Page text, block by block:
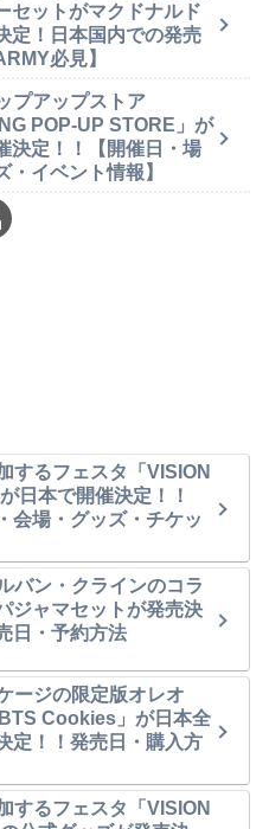
セットがマクドナルド
定！日本国内での発売
必見】
プアップストア
POP-UP STORE」が
決定！！【開催日・場
・イベント情報】
するフェスタ「VISION
日本で開催決定！！
会場・グッズ・チケッ
バン・クラインのコラ
ジャマセットが発売決
日・予約方法
ージの限定版オレオ
BTS Cookies」が日本全
定！！発売日・購入方
するフェスタ「VISION